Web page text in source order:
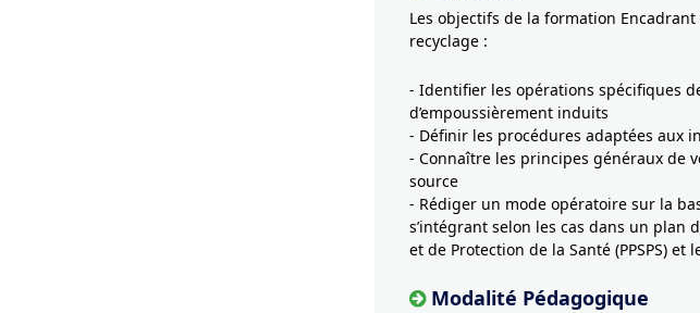
Les objectifs de la formation
recyclage :
- Identifier les opérations spécifiques
d’empoussièrement induits
- Définir les procédures adaptées aux
- Connaître les principes généraux de
source
- Rédiger un mode opératoire sur la
s’intégrant selon les cas dans un plan
et de Protection de la Santé (PPSPS)
Modalité Pédagogique